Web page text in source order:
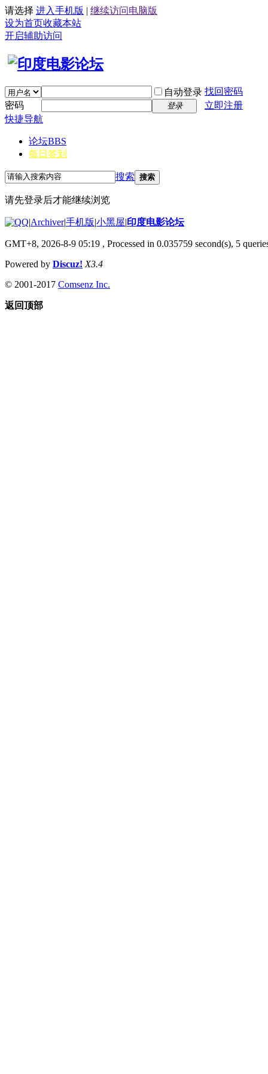
请选择 进入手机版 | 继续访问电脑版
设为首页收藏本站
开启辅助访问
自动登录 找回密码
密码
登录
立即注册
快捷导航
论坛BBS
每日签到
搜索 搜索
请先登录后才能继续浏览
|Archiver|手机版|小黑屋|印度电影论坛
GMT+8, 2026-8-9 05:19 , Processed in 0.035759 second(s), 5
Powered by Discuz! X3.4
© 2001-2017 Comsenz Inc.
返回顶部